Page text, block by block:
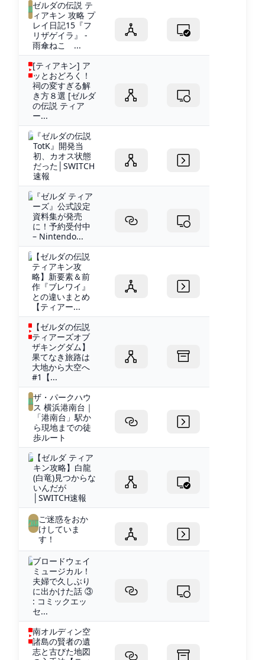
ゼルダの伝説 テ
ィアキン 攻略 プ
レイ日記15『フ
リザゲイラ』 -
雨傘ねこ ...
[ティアキン] ア
ッとおどろく！
祠の変すぎる解
き方８選 [ゼルダ
の伝説 ティア
ー...
『ゼルダの伝説
TotK』開発当
初、カオス状態
だった│SWITCH
速報
『ゼルダ ティア
ーズ』公式設定
資料集が発売
に！予約受付中
– Nintendo...
【ゼルダの伝説
ティアキン攻
略】新要素＆前
作『ブレワイ』
との違いまとめ
【ティアー...
【ゼルダの伝説
ティアーズオブ
ザキングダム】
果てなき旅路は
大地から大空へ
#1【...
ザ・パークハウ
ス 横浜港南台｜
「港南台」駅か
ら現地までの徒
歩ルート
【ゼルダ ティア
キン攻略】白龍
(白竜)見つからな
いんだが
│SWITCH速報
ご迷惑をおか
けしていま
す！
ブロードウェイ
ミュージカル！
夫婦で久しぶり
に出かけた話 ③
: コミックエッ
セ...
南オルディン空
諸島の賢者の遺
志と古びた地図